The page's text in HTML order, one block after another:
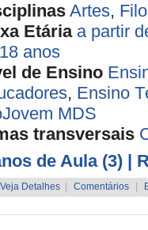
Artes,
Etária a partir
anos
de Ensino
, Ensino
MDS
transversais
de Aula (3) |
Veja Detalhes Comentários